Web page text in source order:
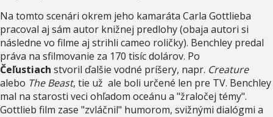
Na tomto scenári okrem jeho kamaráta Carla Gottlieba
pracoval aj sám autor knižnej predlohy (obaja autori si
následne vo filme aj strihli cameo roličky). Benchley predal
práva na sfilmovanie za 170 tisíc dolárov. Po
Čeľustiach stvoril ďalšie vodné príšery, napr. Creature
alebo The Beast, tie už ale boli určené len pre TV. Benchley
mal na starosti veci ohľadom oceánu a "žraločej témy".
Gottlieb film zase "zvláčnil" humorom, svižnými dialógmi a